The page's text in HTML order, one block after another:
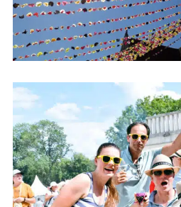
Route du Champagne en Fête